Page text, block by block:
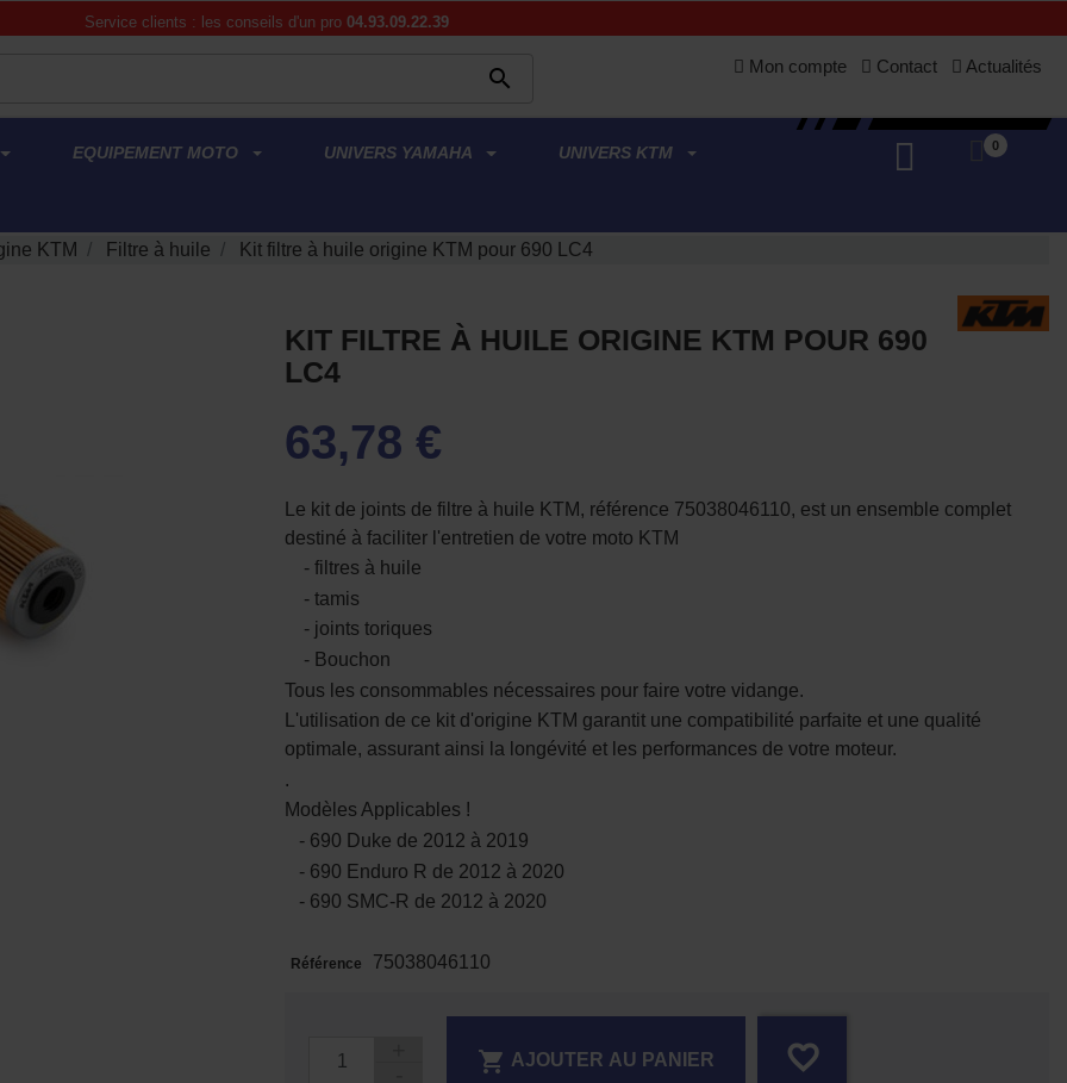
Service clients : les conseils d'un pro 04.93.09.22.39
 Mon compte Contact Actualités
EQUIPEMENT MOTO UNIVERS YAMAHA UNIVERS KTM 0
KTM Filtre à huile Kit filtre à huile origine KTM pour 690 LC4
KIT FILTRE À HUILE ORIGINE KTM POUR 690
LC4
63,78 €
Le kit de joints de filtre à huile KTM, référence 75038046110, est un ensemble complet
destiné à faciliter l'entretien de votre moto KTM
- filtres à huile
- tamis
- joints toriques
- Bouchon
Tous les consommables nécessaires pour faire votre vidange.
L'utilisation de ce kit d'origine KTM garantit une compatibilité parfaite et une qualité
optimale, assurant ainsi la longévité et les performances de votre moteur.
.
Modèles Applicables !
- 690 Duke de 2012 à 2019
- 690 Enduro R de 2012 à 2020
- 690 SMC-R de 2012 à 2020
Référence 75038046110
 AJOUTER AU PANIER favorite_border